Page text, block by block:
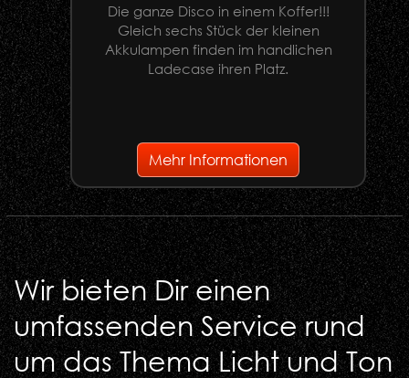
Die ganze Disco in einem Koffer!!!
Gleich sechs Stück der kleinen
Akkulampen finden im handlichen
Ladecase ihren Platz.
Mehr Informationen
Wir bieten Dir einen
umfassenden Service rund
um das Thema Licht und Ton